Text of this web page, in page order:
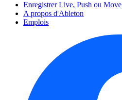
Enregistrer Live, Push ou Move
A propos d'Ableton
Emplois